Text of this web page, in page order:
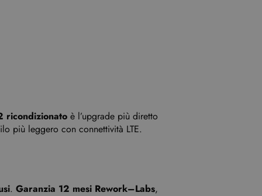
ricondizionato è l’upgrade più diretto
più leggero con connettività LTE.
. Garanzia 12 mesi Rework–Labs,